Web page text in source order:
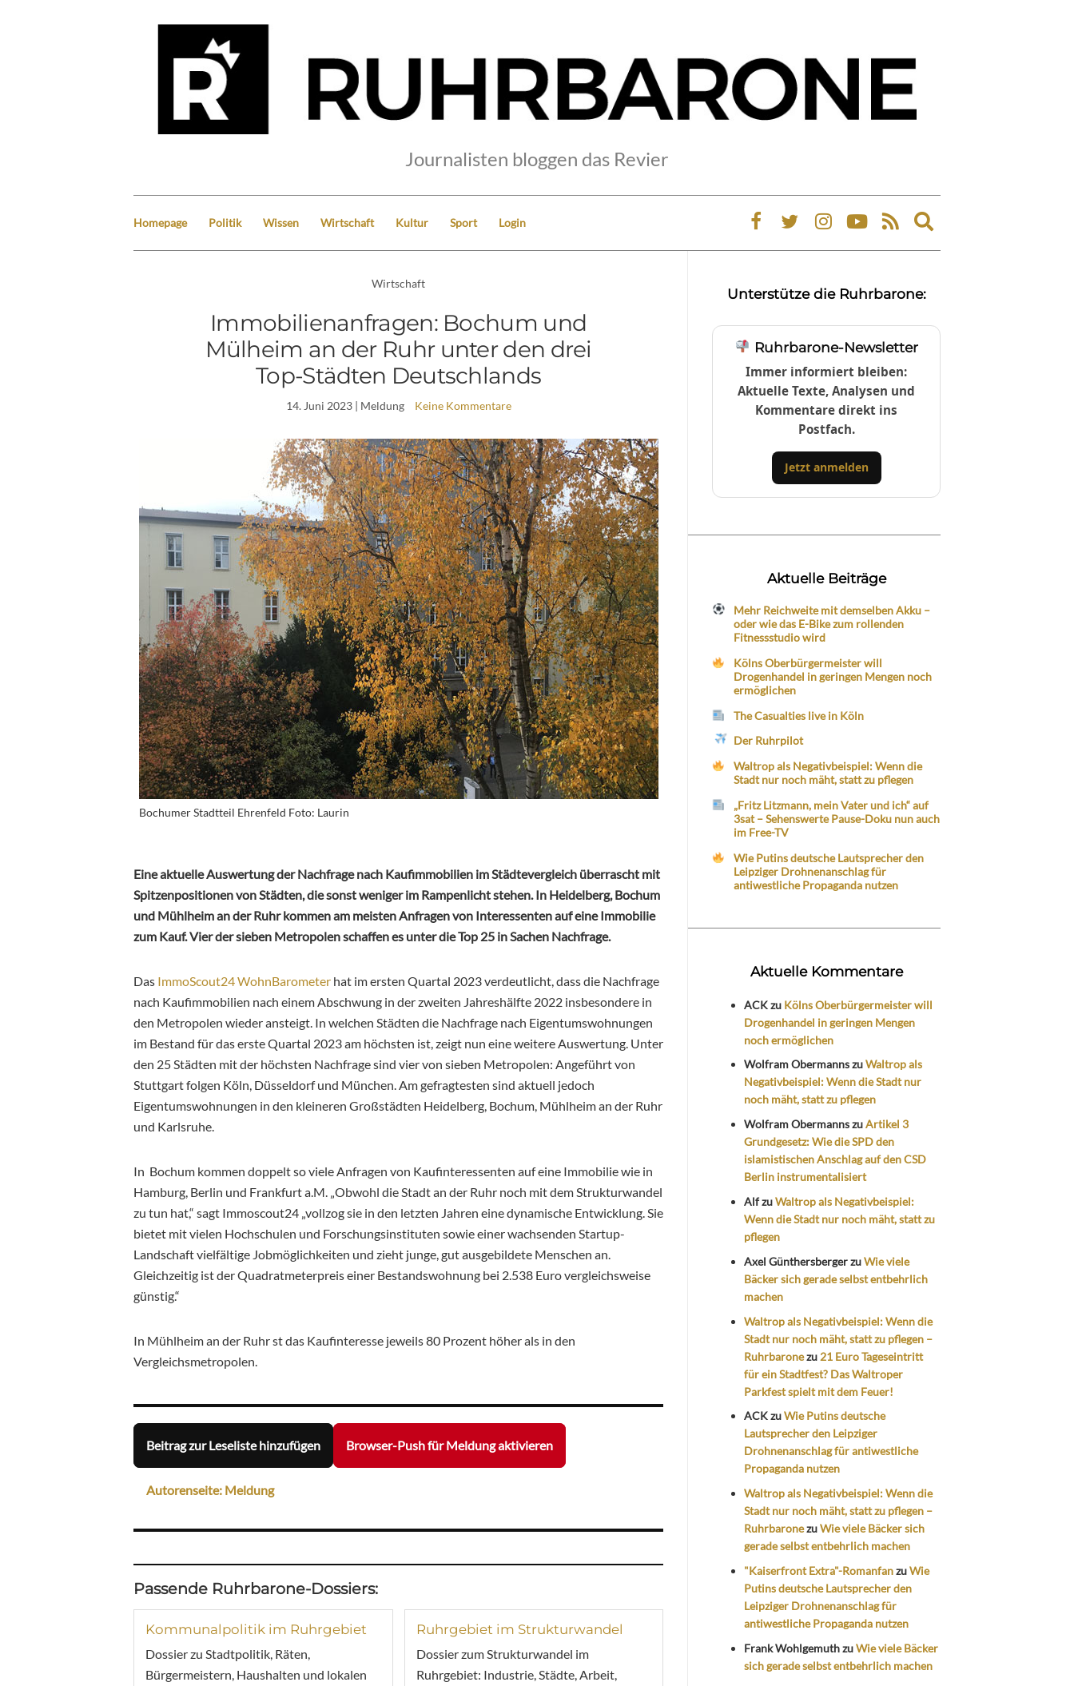
Journalisten bloggen das Revier
Homepage Politik Wissen Wirtschaft Kultur Sport Login
Expand
search
Wirtschaft
Immobilienanfragen: Bochum und
Mülheim an der Ruhr unter den drei
Top-Städten Deutschlands
14. Juni 2023| Meldung Keine Kommentare
Bochumer Stadtteil Ehrenfeld Foto: Laurin
Eine aktuelle Auswertung der Nachfrage nach Kaufimmobilien im Städtevergleich überrascht mit
Spitzenpositionen von Städten, die sonst weniger im Rampenlicht stehen. In Heidelberg, Bochum
und Mühlheim an der Ruhr kommen am meisten Anfragen von Interessenten auf eine Immobilie
zum Kauf. Vier der sieben Metropolen schaffen es unter die Top 25 in Sachen Nachfrage.
Das ImmoScout24 WohnBarometer hat im ersten Quartal 2023 verdeutlicht, dass die Nachfrage
nach Kaufimmobilien nach einem Abschwung in der zweiten Jahreshälfte 2022 insbesondere in
den Metropolen wieder ansteigt. In welchen Städten die Nachfrage nach Eigentumswohnungen
im Bestand für das erste Quartal 2023 am höchsten ist, zeigt nun eine weitere Auswertung. Unter
den 25 Städten mit der höchsten Nachfrage sind vier von sieben Metropolen: Angeführt von
Stuttgart folgen Köln, Düsseldorf und München. Am gefragtesten sind aktuell jedoch
Eigentumswohnungen in den kleineren Großstädten Heidelberg, Bochum, Mühlheim an der Ruhr
und Karlsruhe.
In Bochum kommen doppelt so viele Anfragen von Kaufinteressenten auf eine Immobilie wie in
Hamburg, Berlin und Frankfurt a.M. „Obwohl die Stadt an der Ruhr noch mit dem Strukturwandel
zu tun hat,“ sagt Immoscout24 „vollzog sie in den letzten Jahren eine dynamische Entwicklung. Sie
bietet mit vielen Hochschulen und Forschungsinstituten sowie einer wachsenden Startup-
Landschaft vielfältige Jobmöglichkeiten und zieht junge, gut ausgebildete Menschen an.
Gleichzeitig ist der Quadratmeterpreis einer Bestandswohnung bei 2.538 Euro vergleichsweise
günstig.“
In Mühlheim an der Ruhr st das Kaufinteresse jeweils 80 Prozent höher als in den
Vergleichsmetropolen.
Beitrag zur Leseliste hinzufügen Browser-Push für Meldung aktivieren
Autorenseite: Meldung
Passende Ruhrbarone-Dossiers:
Kommunalpolitik im Ruhrgebiet
Dossier zu Stadtpolitik, Räten,
Bürgermeistern, Haushalten und lokalen
Ruhrgebiet im Strukturwandel
Dossier zum Strukturwandel im
Ruhrgebiet: Industrie, Städte, Arbeit,
Unterstütze die Ruhrbarone:
Ruhrbarone-Newsletter
Immer informiert bleiben:
Aktuelle Texte, Analysen und
Kommentare direkt ins
Postfach.
Jetzt anmelden
Aktuelle Beiträge
Mehr Reichweite mit demselben Akku –
oder wie das E-Bike zum rollenden
Fitnessstudio wird
Kölns Oberbürgermeister will
Drogenhandel in geringen Mengen noch
ermöglichen
The Casualties live in Köln
Der Ruhrpilot
Waltrop als Negativbeispiel: Wenn die
Stadt nur noch mäht, statt zu pflegen
„Fritz Litzmann, mein Vater und ich“ auf
3sat – Sehenswerte Pause-Doku nun auch
im Free-TV
Wie Putins deutsche Lautsprecher den
Leipziger Drohnenanschlag für
antiwestliche Propaganda nutzen
Aktuelle Kommentare
ACKzu Kölns Oberbürgermeister will
Drogenhandel in geringen Mengen
noch ermöglichen
Wolfram ObermannszuWaltrop als
Negativbeispiel: Wenn die Stadt nur
noch mäht, statt zu pflegen
Wolfram ObermannszuArtikel 3
Grundgesetz: Wie die SPD den
islamistischen Anschlag auf den CSD
Berlin instrumentalisiert
AlfzuWaltrop als Negativbeispiel:
Wenn die Stadt nur noch mäht, statt zu
pflegen
Axel GünthersbergerzuWie viele
Bäcker sich gerade selbst entbehrlich
machen
Waltrop als Negativbeispiel: Wenn die
Stadt nur noch mäht, statt zu pflegen –
Ruhrbaronezu 21 Euro Tageseintritt
für ein Stadtfest? Das Waltroper
Parkfest spielt mit dem Feuer!
ACKzuWie Putins deutsche
Lautsprecher den Leipziger
Drohnenanschlag für antiwestliche
Propaganda nutzen
Waltrop als Negativbeispiel: Wenn die
Stadt nur noch mäht, statt zu pflegen –
RuhrbaronezuWie viele Bäcker sich
gerade selbst entbehrlich machen
"Kaiserfront Extra"-RomanfanzuWie
Putins deutsche Lautsprecher den
Leipziger Drohnenanschlag für
antiwestliche Propaganda nutzen
Frank WohlgemuthzuWie viele Bäcker
sich gerade selbst entbehrlich machen